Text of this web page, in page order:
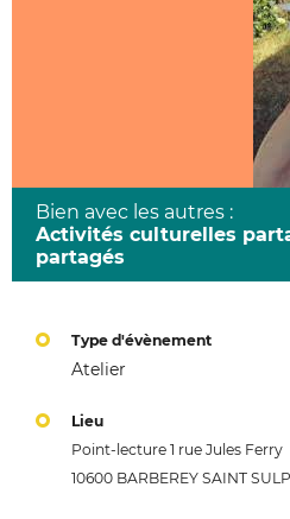
Bien avec les autres :
Activités culturelles
partagés
Type d'évènement
Atelier
Lieu
Point-lecture 1 rue Jules Ferry
10600 BARBEREY SAINT